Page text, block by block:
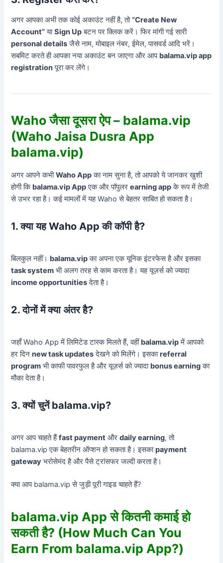
अगर आपका अभी तक कोई अकाउंट नहीं है, तो“Create New
Account”याSign Upबटन पर क्लिक करें। फिर मांगी गई सारी
personal detailsजैसे नाम, मोबाइल नंबर, ईमेल, पासवर्ड आदि भरें।
सबमिट करते ही आपका नया अकाउंट बन जाएगा और आप balama.vip app
registrationपूरा कर लेंगे।
Waho जैसा दूसरा ऐप – balama.vip
(Waho Jaisa Dusra App
balama.vip)
अगर आपने कभीWaho Appका नाम सुना है, तो आपको ये जानकर खुशी
होगी कि balama.vip Appएक और पॉपुलरearning appके रूप में तेजी
से उभर रहा है। कई मामलों में यह Waho से बेहतर साबित हो सकता है।
1. क्या यह Waho App की कॉपी है?
बिलकुल नहीं। balama.vipका अपना एक यूनिक इंटरफेस है और इसका
task system भी अलग तरह से काम करता है। यह यूज़र्स को ज्यादा
income opportunitiesदेता है।
2. दोनों में क्या अंतर है?
जहाँ Waho App में लिमिटेड टास्क मिलते हैं, वहींbalama.vipमें आपको
हर दिनnew task updatesदेखने को मिलेंगे। इसकाreferral
program भी काफी पावरफुल है और यूज़र्स को ज्यादा bonus earningका
मौका देता है।
3. क्यों चुनें balama.vip?
अगर आप चाहते हैंfast payment औरdaily earning, तो
balama.vip एक बेहतरीन ऑप्शन हो सकता है। इसकाpayment
gateway भरोसेमंद है और पैसे ट्रांसफर जल्दी करता है।
क्या आप balama.vip से जुड़ी पूरी गाइड चाहते हैं?
balama.vip App से कितनी कमाई हो
सकती है? (How Much Can You
Earn From balama.vip App?)